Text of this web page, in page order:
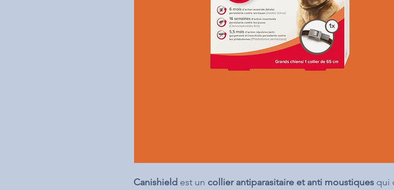
Canishield est un collier antiparasitaire et anti moustiques qui